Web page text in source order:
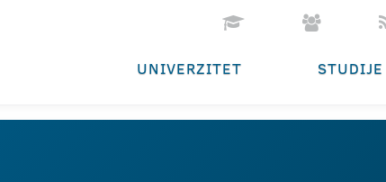
UNIVERZITET STUDIJE